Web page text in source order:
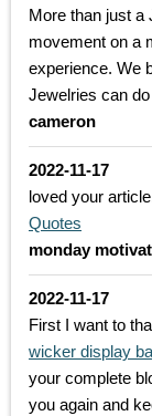
More than just a
movement on a
experience. We
Jewelries can do
cameron
2022-11-17
loved your
Quotes
monday
2022-11-17
First I want to
wicker display
your complete
you again and